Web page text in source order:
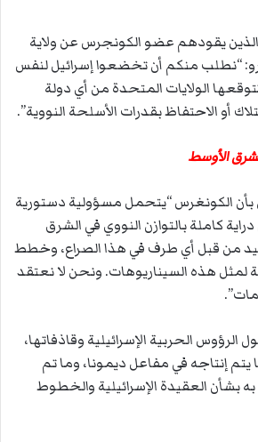
يقودهم عضو الكونجرس عن ولاية
“نطلب منكم أن تخضعوا إسرائيل لنفس
الولايات المتحدة من أي دولة
أو الاحتفاظ بقدرات الأسلحة النووية”.
الأوسط
بأن الكونغرس “يتحمل مسؤولية دستورية
كاملة بالتوازن النووي في الشرق
من قبل أي طرف في هذا الصراع، وخطط
لمثل هذه السيناريوهات. ونحن لا نعتقد
الرؤوس الحربية الإسرائيلية وقاذفاتها،
إنتاجه في مفاعل ديمونا، وما تم
به بشأن العقيدة الإسرائيلية والخطوط